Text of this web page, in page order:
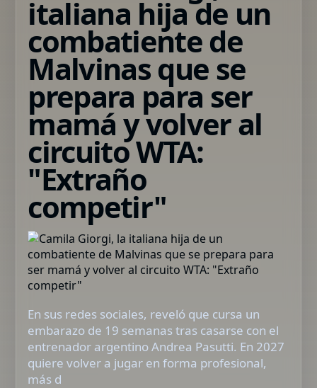
italiana hija de un
combatiente de
Malvinas que se
prepara para ser
mamá y volver al
circuito WTA:
"Extraño
competir"
En sus redes sociales, reveló que cursa un
embarazo de 19 semanas tras casarse con el
entrenador argentino Andrea Pasutti. En 2027
quiere volver a jugar en forma profesional,
más d